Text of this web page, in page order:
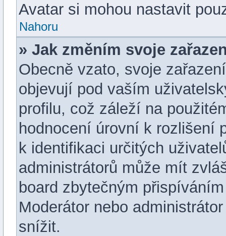
Avatar si mohou nastavit
Nahoru
» Jak změním svoje
Obecně vzato, svoje
objevují pod vaším
profilu, což záleží na
hodnocení úrovní k rozlišení
k identifikaci určitých
administrátorů může mít
board zbytečným
Moderátor nebo
snížit.